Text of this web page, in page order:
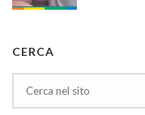
CERCA